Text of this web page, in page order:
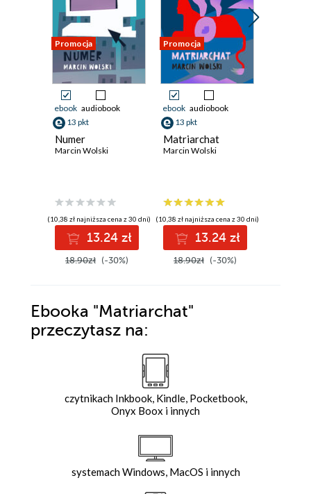
Promocja
ebook audiobook
13 pkt
Numer
Marcin Wolski
(10,38 zł najniższa cena z 30 dni)
13.24 zł
18.90zł (-30%)
Promocja
ebook audiobook
13 pkt
Matriarchat
Marcin Wolski
(10,38 zł najniższa cena z 30 dni)
13.24 zł
18.90zł (-30%)
Ebooka "Matriarchat"
przeczytasz na:
czytnikach Inkbook, Kindle, Pocketbook,
Onyx Boox i innych
systemach Windows, MacOS i innych